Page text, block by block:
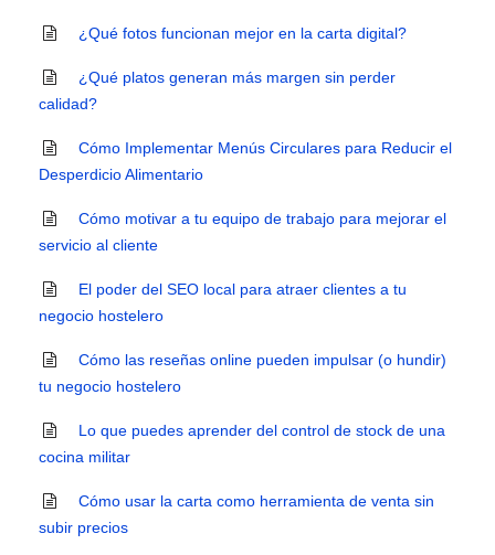
¿Qué fotos funcionan mejor en la carta digital?
¿Qué platos generan más margen sin perder
calidad?
Cómo Implementar Menús Circulares para Reducir el
Desperdicio Alimentario
Cómo motivar a tu equipo de trabajo para mejorar el
servicio al cliente
El poder del SEO local para atraer clientes a tu
negocio hostelero
Cómo las reseñas online pueden impulsar (o hundir)
tu negocio hostelero
Lo que puedes aprender del control de stock de una
cocina militar
Cómo usar la carta como herramienta de venta sin
subir precios